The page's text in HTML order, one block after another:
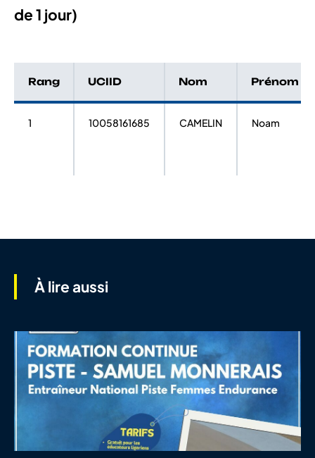
de 1 jour)
Rang UCIID Nom Prénom
1 10058161685 CAMELIN Noam
À lire aussi